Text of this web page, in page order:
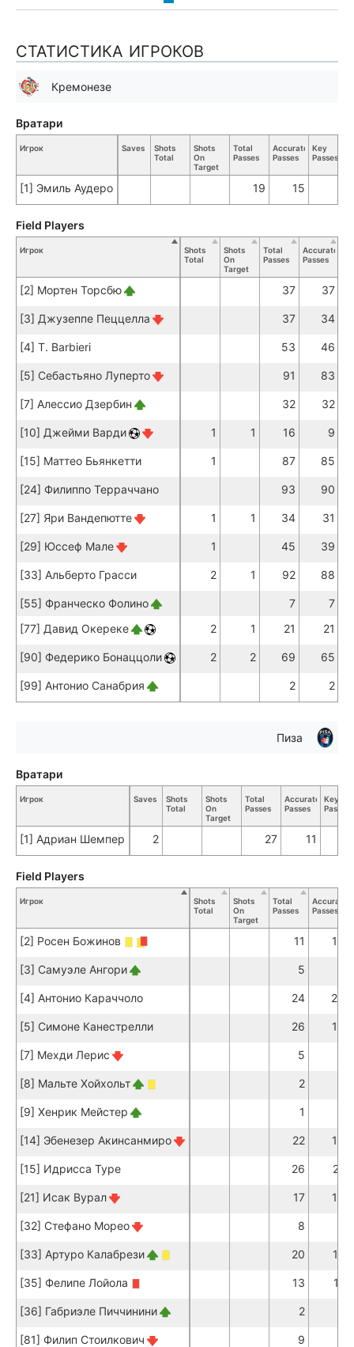
СТАТИСТИКА ИГРОКОВ
Кремонезе
Игрок Saves
Shots
Total
Shots
On
Target
Total
Passes
Accurate
Passes
Key
Passes
[1] Эмиль Аудеро 19 15
Вратари
Игрок
Shots
Total
Shots
On
Target
Total
Passes
Accurate
Passes
[2] Мортен Торсбю 37 37
[3] Джузеппе Пеццелла 37 34
[4] T. Barbieri 53 46
[5] Себастьяно Луперто 91 83
[7] Алессио Дзербин 32 32
[10] Джейми Варди 1 1 16 9
[15] Маттео Бьянкетти 1 87 85
[24] Филиппо Терраччано 93 90
[27] Яри Вандепютте 1 1 34 31
[29] Юссеф Мале 1 45 39
[33] Альберто Грасси 2 1 92 88
[55] Франческо Фолино 7
7
[77] Давид Окереке
2 1 21 21
[90] Федерико Бонаццоли 2 2 69 65
[99] Антонио Санабрия 2 2
Field Players
Пиза
Игрок Saves
Shots
Total
Shots
On
Target
Total
Passes
Accurate
Passes
Key
Passes
[1] Адриан Шемпер 2 27 11
Вратари
Игрок
Shots
Total
Shots
On
Target
Total
Passes
Accurate
Passes
[2] Росен Божинов 11 10
[3] Самуэле Ангори 5
[4] Антонио Караччоло 24 20
[5] Симоне Канестрелли 26 18
[7] Мехди Лерис 5
[8] Мальте Хойхольт 2
[9] Хенрик Мейстер 1
[14] Эбенезер Акинсанмиро 22 15
[15] Идрисса Туре 26 21
[21] Исак Вурал 17 13
[32] Стефано Морео 8
[33] Артуро Калабрези 20 17
[35] Фелипе Лойола 13 11
[36] Габриэле Пиччинини 2
[81] Филип Стоилкович 9
Field Players